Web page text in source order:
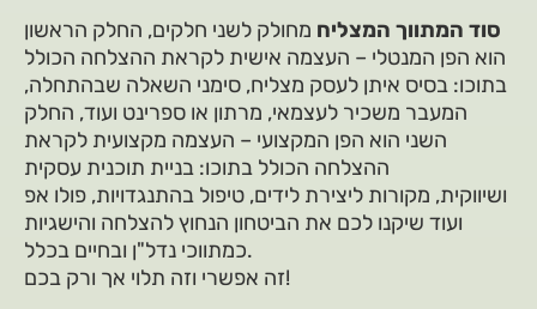
סוד המתווך המצליח מחולק לשני חלקים, החלק הראשון
הוא הפן המנטלי – העצמה אישית לקראת ההצלחה הכולל
בתוכו: בסיס איתן לעסק מצליח, סימני השאלה שבהתחלה,
המעבר משכיר לעצמאי, מרתון או ספרינט ועוד, החלק
השני הוא הפן המקצועי – העצמה מקצועית לקראת
ההצלחה הכולל בתוכו: בניית תוכנית עסקית
ושיווקית, מקורות ליצירת לידים, טיפול בהתנגדויות, פולו אפ
ועוד שיקנו לכם את הביטחון הנחוץ להצלחה והישגיות
כמתווכי נדל"ן ובחיים בכלל.
זה אפשרי וזה תלוי אך ורק בכם!